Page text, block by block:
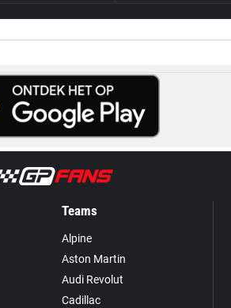
Teams
Alpine
Aston Martin
Audi Revolut
Cadillac